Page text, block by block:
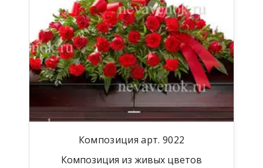
Композиция арт. 9022
Композиция из живых цветов